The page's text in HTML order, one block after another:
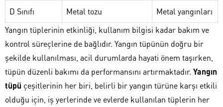
D Sınıfı Metal tozu
Metal yangınları
Yangın tüplerinin etkinliği, kullanım bilgisi kadar bakım ve
kontrol süreçlerine de bağlıdır. Yangın tüpünün doğru bir
şekilde kullanılması, acil durumlarda hayati önem taşırken,
tüpün düzenli bakımı da performansını artırmaktadır. Yangın
tüpü çeşitlerinin her biri, belirli bir yangın türüne karşı etkili
olduğu için, iş yerlerinde ve evlerde kullanılan tüplerin her